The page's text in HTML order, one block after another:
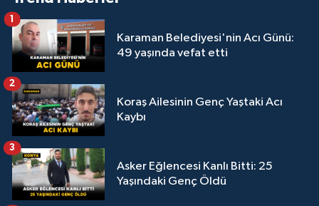
Karaman Belediyesi'nin Acı Günü:
49 yaşında vefat etti
1
Koraş Ailesinin Genç Yaştaki Acı
Kaybı
2
Asker Eğlencesi Kanlı Bitti: 25
Yaşındaki Genç Öldü
3